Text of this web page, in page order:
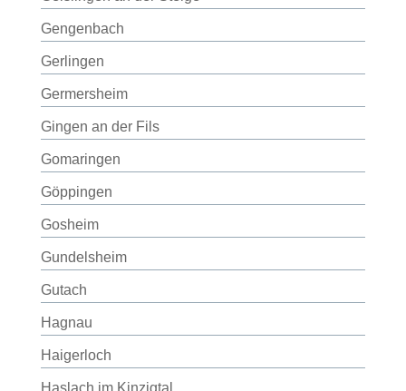
Gengenbach
Gerlingen
Germersheim
Gingen an der Fils
Gomaringen
Göppingen
Gosheim
Gundelsheim
Gutach
Hagnau
Haigerloch
Haslach im Kinzigtal